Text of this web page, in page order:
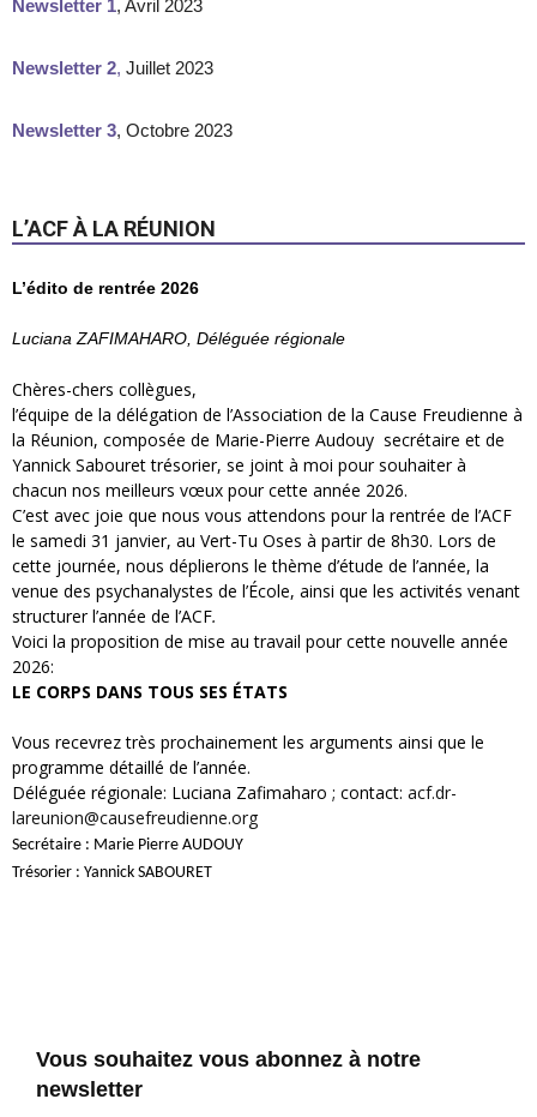
Newsletter 1, Avril 2023
Newsletter 2, Juillet 2023
Newsletter 3, Octobre 2023
L’ACF À LA RÉUNION
L’édito de rentrée 2026
Luciana ZAFIMAHARO, Déléguée régionale
Chères-chers collègues,
l’équipe de la délégation de l’Association de la Cause Freudienne à
la Réunion, composée de Marie-Pierre Audouy secrétaire et de
Yannick Sabouret trésorier, se joint à moi pour souhaiter à
chacun nos meilleurs vœux pour cette année 2026.
C’est avec joie que nous vous attendons pour la rentrée de l’ACF
le samedi 31 janvier, au Vert-Tu Oses à partir de 8h30. Lors de
cette journée, nous déplierons le thème d’étude de l’année, la
venue des psychanalystes de l’École, ainsi que les activités venant
structurer l’année de l’ACF.
Voici la proposition de mise au travail pour cette nouvelle année
2026:
LE CORPS DANS TOUS SES ÉTATS
Vous recevrez très prochainement les arguments ainsi que le
programme détaillé de l’année.
Déléguée régionale: Luciana Zafimaharo ; contact: acf.dr-
lareunion@causefreudienne.org
Secrétaire : Marie Pierre AUDOUY
Trésorier : Yannick SABOURET
Vous souhaitez vous abonnez à notre
newsletter